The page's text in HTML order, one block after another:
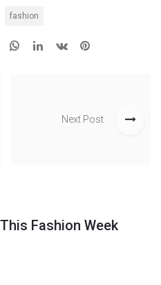
fashion
Next Post
Fashion Week